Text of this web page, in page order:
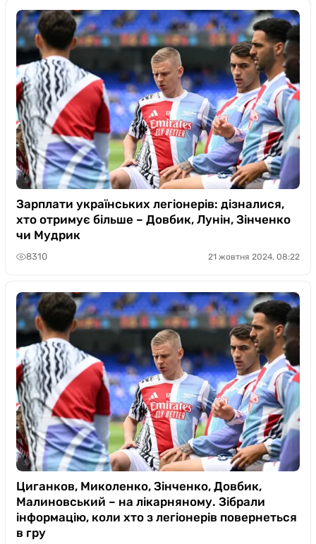
Зарплати українських легіонерів: дізналися,
хто отримує більше – Довбик, Лунін, Зінченко
чи Мудрик
8310 21 жовтня 2024, 08:22
Циганков, Миколенко, Зінченко, Довбик,
Малиновський – на лікарняному. Зібрали
інформацію, коли хто з легіонерів повернеться
в гру